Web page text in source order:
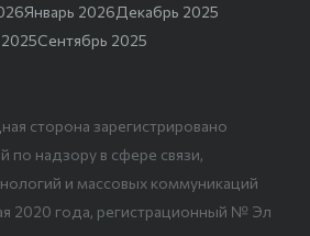
Январь 2026Декабрь 2025
Сентябрь 2025
сторона зарегистрировано
по надзору в сфере связи,
и массовых коммуникаций
2020 года, регистрационный № Эл